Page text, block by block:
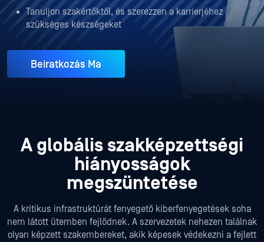
Tanuljon szakértőktől, és szerezzen a karrierjéhez
szükséges készségeket
Beiratkozás Ma
A globális szakképzettségi
hiányosságok
megszüntetése
A kritikus infrastruktúrát fenyegető kiberfenyegetések soha
nem látott ütemben fejlődnek. A szervezetek nehezen találnak
olyan képzett szakembereket, akik képesek védekezni a fejlett